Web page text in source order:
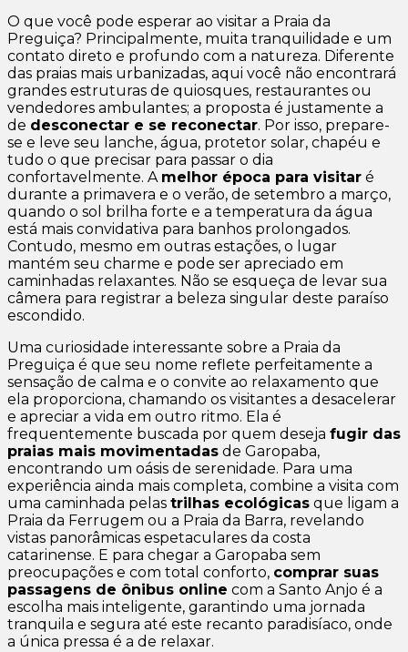
O que você pode esperar ao visitar a Praia da
Preguiça? Principalmente, muita tranquilidade e um
contato direto e profundo com a natureza. Diferente
das praias mais urbanizadas, aqui você não encontrará
grandes estruturas de quiosques, restaurantes ou
vendedores ambulantes; a proposta é justamente a
de desconectar e se reconectar. Por isso, prepare-
se e leve seu lanche, água, protetor solar, chapéu e
tudo o que precisar para passar o dia
confortavelmente. A melhor época para visitar é
durante a primavera e o verão, de setembro a março,
quando o sol brilha forte e a temperatura da água
está mais convidativa para banhos prolongados.
Contudo, mesmo em outras estações, o lugar
mantém seu charme e pode ser apreciado em
caminhadas relaxantes. Não se esqueça de levar sua
câmera para registrar a beleza singular deste paraíso
escondido.
Uma curiosidade interessante sobre a Praia da
Preguiça é que seu nome reflete perfeitamente a
sensação de calma e o convite ao relaxamento que
ela proporciona, chamando os visitantes a desacelerar
e apreciar a vida em outro ritmo. Ela é
frequentemente buscada por quem deseja fugir das
praias mais movimentadas de Garopaba,
encontrando um oásis de serenidade. Para uma
experiência ainda mais completa, combine a visita com
uma caminhada pelas trilhas ecológicas que ligam a
Praia da Ferrugem ou a Praia da Barra, revelando
vistas panorâmicas espetaculares da costa
catarinense. E para chegar a Garopaba sem
preocupações e com total conforto, comprar suas
passagens de ônibus online com a Santo Anjo é a
escolha mais inteligente, garantindo uma jornada
tranquila e segura até este recanto paradisíaco, onde
a única pressa é a de relaxar.